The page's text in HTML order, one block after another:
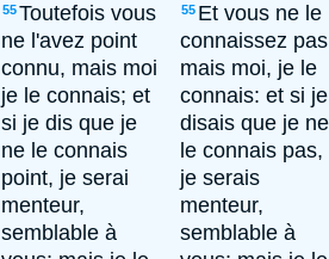
55Toutefois vous
ne l'avez point
connu, mais moi
je le connais; et
si je dis que je
ne le connais
point, je serai
menteur,
semblable à
55 Et vous ne le
connaissez
mais moi, je le
connais: et si je
disais que je ne
le connais pas,
je serais
menteur,
semblable à